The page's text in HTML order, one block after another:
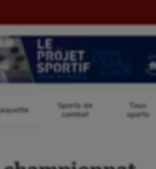
Sports de
combat
Tous
sports